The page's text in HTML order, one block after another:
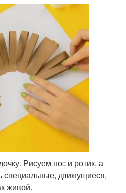
Рисуем нос и ротик, а
специальные, движущиеся,
живой.